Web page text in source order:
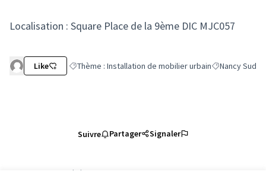
Localisation : Square Place de la 9ème DIC MJC057
Like Filtrer les résultats de la catégorie : Thème :
Thème : Installation de mobilier urbainFiltrer les
Nancy Sud
Suivre Partager Signaler
Référence : nancy-PROP-2022-11-2631